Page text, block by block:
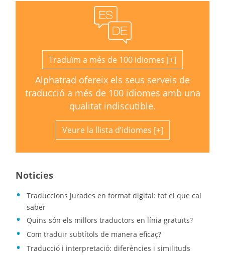
Traduïm a més de 100 idiomes
Alphatrad ofereix els seus serveis de
traducció a més de 100 idiomes amb una
qualitat indiscutible.
Veure la llista d’idiomes
Noticies
Traduccions jurades en format digital: tot el que cal
saber
Quins són els millors traductors en línia gratuïts?
Com traduir subtítols de manera eficaç?
Traducció i interpretació: diferències i similituds